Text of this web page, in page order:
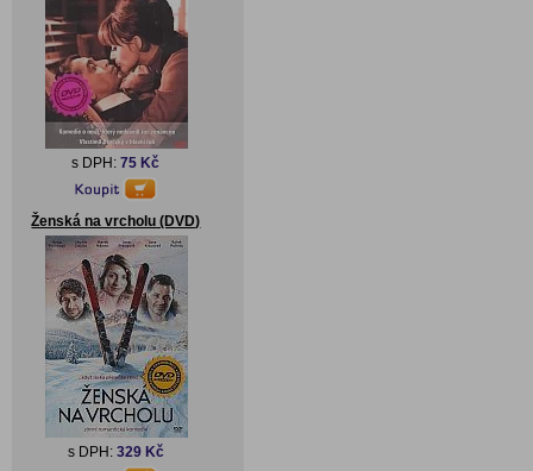
s DPH:75 Kč
Ženská na vrcholu (DVD)
s DPH: 329 Kč